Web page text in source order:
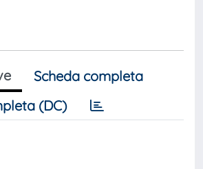
Scheda completa
(DC)